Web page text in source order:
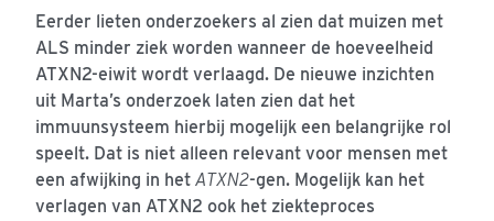
Eerder lieten onderzoekers al zien dat muizen met
ALS minder ziek worden wanneer de hoeveelheid
ATXN2-eiwit wordt verlaagd. De nieuwe inzichten
uit Marta’s onderzoek laten zien dat het
immuunsysteem hierbij mogelijk een belangrijke rol
speelt. Dat is niet alleen relevant voor mensen met
een afwijking in het ATXN2-gen. Mogelijk kan het
verlagen van ATXN2 ook het ziekteproces